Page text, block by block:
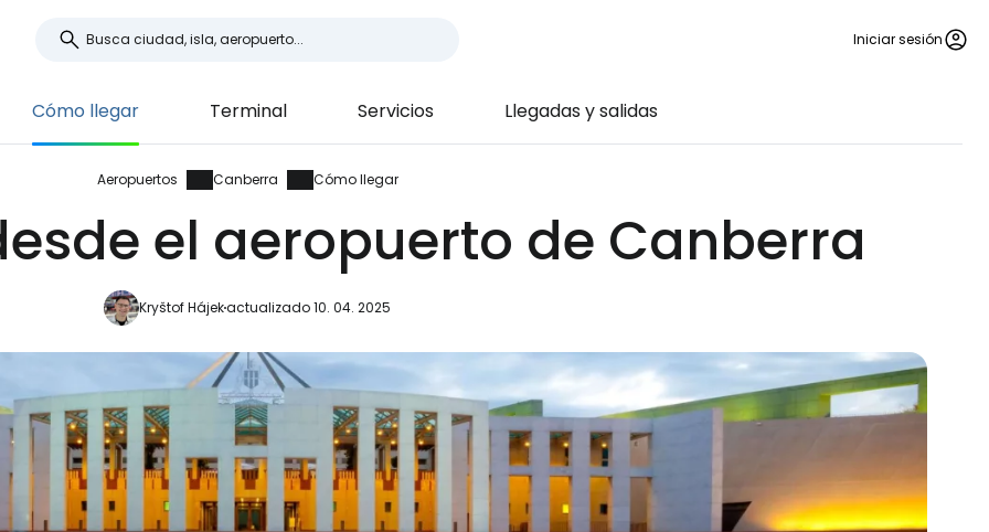
Iniciar sesión
Cómo llegar Terminal Servicios Llegadas y salidas
Aeropuertos Canberra Cómo llegar
el aeropuerto de Canberra
Kryštof Hájekactualizado 10. 04. 2025